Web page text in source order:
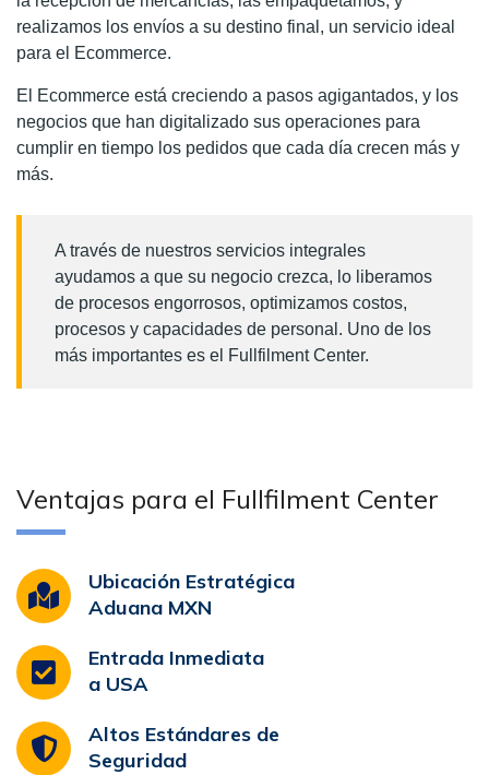
realizamos los envíos a su destino final, un servicio ideal
para el Ecommerce.
El Ecommerce está creciendo a pasos agigantados, y los
negocios que han digitalizado sus operaciones para
cumplir en tiempo los pedidos que cada día crecen más y
más.
A través de nuestros servicios integrales
ayudamos a que su negocio crezca, lo liberamos
de procesos engorrosos, optimizamos costos,
procesos y capacidades de personal. Uno de los
más importantes es el Fullfilment Center.
Ventajas para el Fullfilment Center
Ubicación Estratégica
Aduana MXN
Entrada Inmediata
a USA
Altos Estándares de
Seguridad